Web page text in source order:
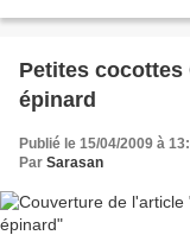
Petites cocottes
épinard
Publié le 15/04/2009 à
Par Sarasan